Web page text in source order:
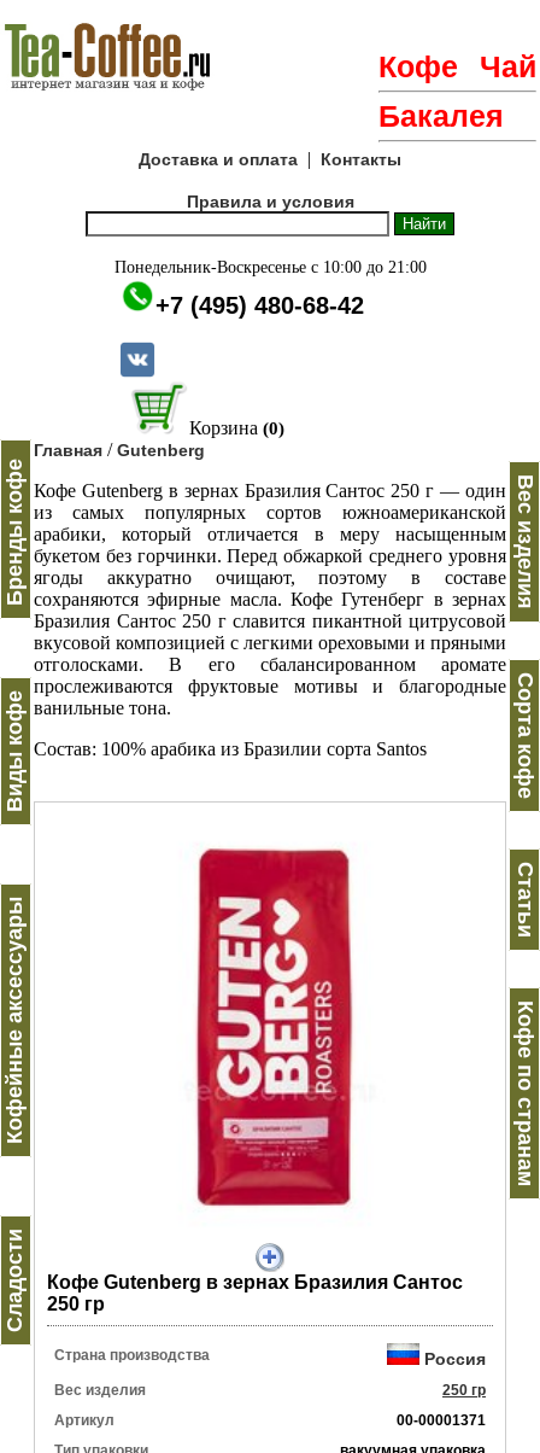
Кофе
Чай
Бакалея
Доставка и оплата | Контакты
Правила и условия
Понедельник-Воскресенье с 10:00 до 21:00
+7 (495) 480-68-42
Корзина (0)
Бренды кофе
Виды кофе
Кофейные аксессуары
Сладости
Главная /Gutenberg
Кофе Gutenberg в зернах Бразилия Сантос 250 г — один
из самых популярных сортов южноамериканской
арабики, который отличается в меру насыщенным
букетом без горчинки. Перед обжаркой среднего уровня
ягоды аккуратно очищают, поэтому в составе
сохраняются эфирные масла. Кофе Гутенберг в зернах
Бразилия Сантос 250 г славится пикантной цитрусовой
вкусовой композицией с легкими ореховыми и пряными
отголосками. В его сбалансированном аромате
прослеживаются фруктовые мотивы и благородные
ванильные тона.
Состав: 100% арабика из Бразилии сорта Santos
Кофе Gutenberg в зернах Бразилия Сантос
250 гр
Страна производства Россия
Вес изделия
250 гр
Артикул
00-00001371
Вес изделия
Сорта кофе
Статьи
Кофе по странам